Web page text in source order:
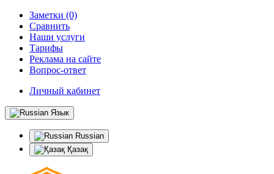
Заметки (0)
Сравнить
Наши услуги
Тарифы
Реклама на сайте
Вопрос-ответ
Личный кабинет
Язык
Russian
Қазақ